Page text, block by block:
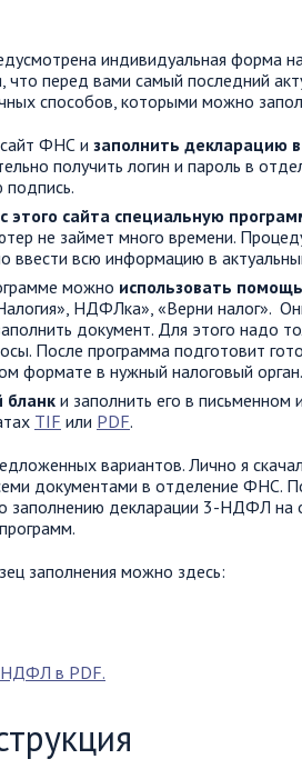
индивидуальная форма
что перед вами самый последний
способов, которыми можно
ФНС и заполнить декларацию
получить логин и пароль в
этого сайта специальную
не займет много времени.
ввести всю информацию в
можно использовать
НДФЛка», «Верни налог».
документ. Для этого надо
После программа подготовит
формате в нужный налоговый орган.
бланк и заполнить его в
TIF или PDF.
вариантов. Лично я
документами в отделение ФНС.
заполнению декларации 3-НДФЛ
заполнения можно здесь:
НДФЛ в PDF.